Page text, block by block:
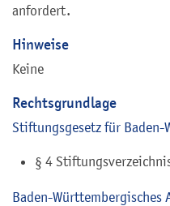
anfordert.
Hinweise
Keine
Rechtsgrundlage
Stiftungsgesetz für Baden-
§ 4
Baden-Württembergisches